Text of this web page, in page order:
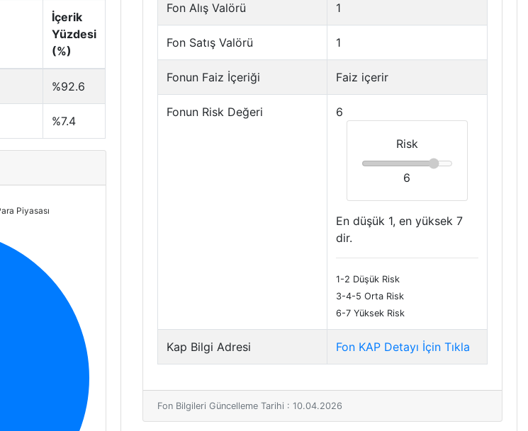
İçerik
Yüzdesi
(%)
%92.6
%7.4
Fon Alış Valörü 1
Fon Satış Valörü 1
Fonun Faiz İçeriği Faiz içerir
Fonun Risk Değeri 6
Risk
6
En düşük 1, en yüksek 7
dir.
1-2 Düşük Risk
3-4-5 Orta Risk
6-7 Yüksek Risk
Kap Bilgi Adresi Fon KAP Detayı İçin Tıkla
Fon Bilgileri Güncelleme Tarihi : 10.04.2026